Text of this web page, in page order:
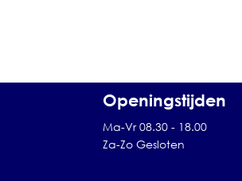
Openingstijden
Ma-Vr 08.30 - 18.00
Za-Zo Gesloten